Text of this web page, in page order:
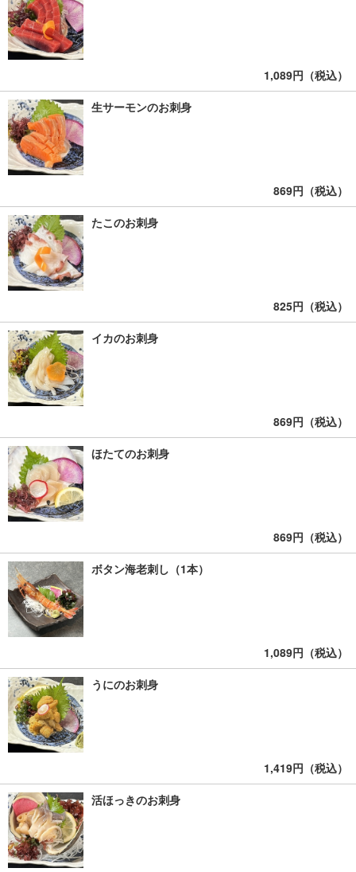
1,089円（税込）
生サーモンのお刺身
869円（税込）
たこのお刺身
825円（税込）
イカのお刺身
869円（税込）
ほたてのお刺身
869円（税込）
ボタン海老刺し（1本）
1,089円（税込）
うにのお刺身
1,419円（税込）
活ほっきのお刺身